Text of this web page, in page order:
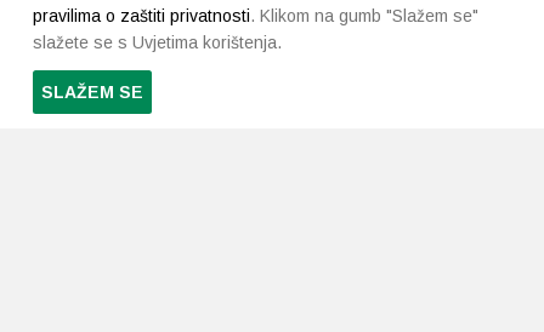
pravilima o zaštiti privatnosti. Klikom na gumb "Slažem se"
slažete se s Uvjetima korištenja.
SLAŽEM SE